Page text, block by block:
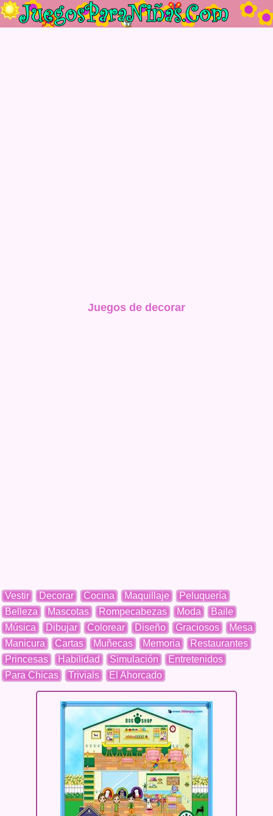
Juegos de decorar
Vestir Decorar Cocina Maquillaje
Peluquería
Belleza
Mascotas Rompecabezas Moda
Baile
Música
Dibujar Colorear Diseño Graciosos
Mesa
Manicura
Cartas Muñecas Memoria
Restaurantes
Princesas
Habilidad Simulación
Entretenidos
Para Chicas
Trivials El Ahorcado